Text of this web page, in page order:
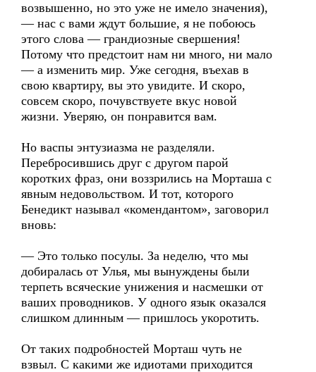
возвышенно, но это уже не имело значения),
— нас с вами ждут большие, я не побоюсь
этого слова — грандиозные свершения!
Потому что предстоит нам ни много, ни мало
— а изменить мир. Уже сегодня, въехав в
свою квартиру, вы это увидите. И скоро,
совсем скоро, почувствуете вкус новой
жизни. Уверяю, он понравится вам.
Но васпы энтузиазма не разделяли.
Перебросившись друг с другом парой
коротких фраз, они воззрились на Морташа с
явным недовольством. И тот, которого
Бенедикт называл «комендантом», заговорил
вновь:
— Это только посулы. За неделю, что мы
добиралась от Улья, мы вынуждены были
терпеть всяческие унижения и насмешки от
ваших проводников. У одного язык оказался
слишком длинным — пришлось укоротить.
От таких подробностей Морташ чуть не
взвыл. С какими же идиотами приходится